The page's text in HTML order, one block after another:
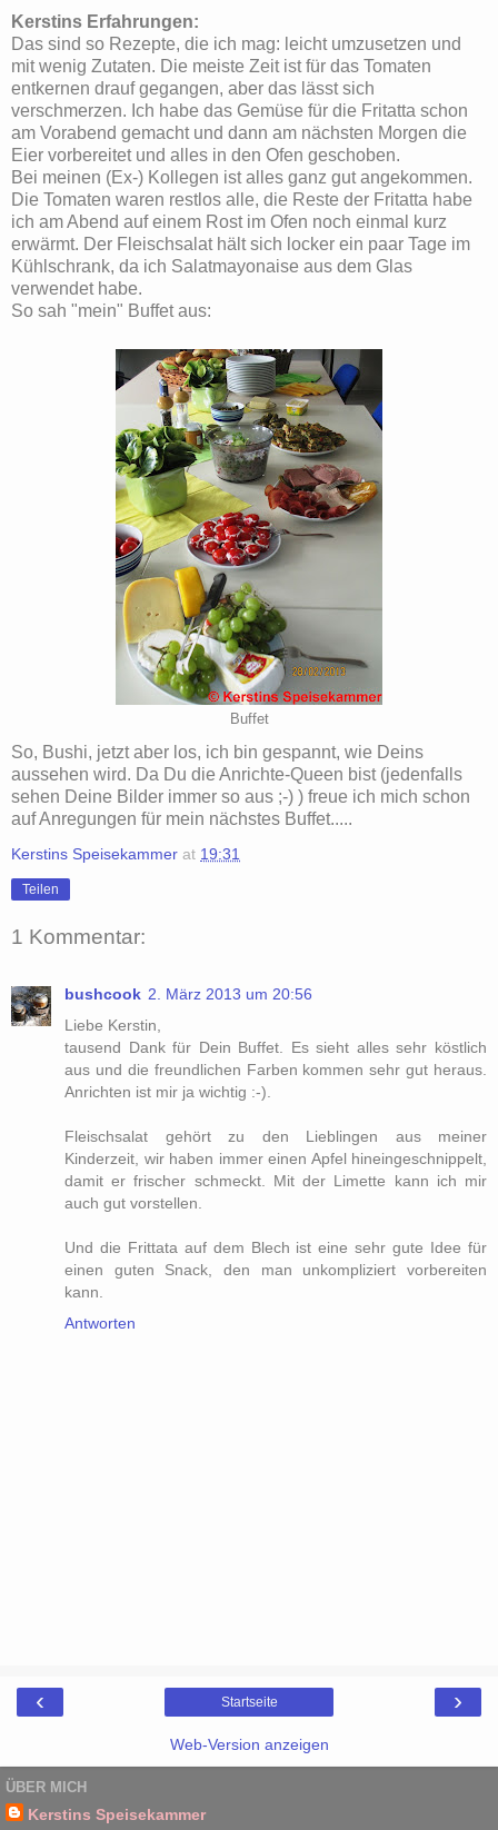
Kerstins Erfahrungen:
Das sind so Rezepte, die ich mag: leicht umzusetzen und
mit wenig Zutaten. Die meiste Zeit ist für das Tomaten
entkernen drauf gegangen, aber das lässt sich
verschmerzen. Ich habe das Gemüse für die Fritatta schon
am Vorabend gemacht und dann am nächsten Morgen die
Eier vorbereitet und alles in den Ofen geschoben.
Bei meinen (Ex-) Kollegen ist alles ganz gut angekommen.
Die Tomaten waren restlos alle, die Reste der Fritatta habe
ich am Abend auf einem Rost im Ofen noch einmal kurz
erwärmt. Der Fleischsalat hält sich locker ein paar Tage im
Kühlschrank, da ich Salatmayonaise aus dem Glas
verwendet habe.
So sah "mein" Buffet aus:
Buffet
So, Bushi, jetzt aber los, ich bin gespannt, wie Deins
aussehen wird. Da Du die Anrichte-Queen bist (jedenfalls
sehen Deine Bilder immer so aus ;-) ) freue ich mich schon
auf Anregungen für mein nächstes Buffet.....
Kerstins Speisekammer at 19:31
Teilen
1 Kommentar:
bushcook 2. März 2013 um 20:56
Liebe Kerstin,
tausend Dank für Dein Buffet. Es sieht alles sehr köstlich
aus und die freundlichen Farben kommen sehr gut heraus.
Anrichten ist mir ja wichtig :-).
Fleischsalat gehört zu den Lieblingen aus meiner
Kinderzeit, wir haben immer einen Apfel hineingeschnippelt,
damit er frischer schmeckt. Mit der Limette kann ich mir
auch gut vorstellen.
Und die Frittata auf dem Blech ist eine sehr gute Idee für
einen guten Snack, den man unkompliziert vorbereiten
kann.
Antworten
‹ ›
Startseite
Web-Version anzeigen
ÜBER MICH
Kerstins Speisekammer